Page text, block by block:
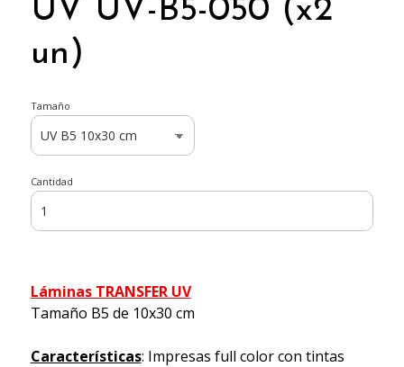
UV UV-B5-050 (x2
un)
Tamaño
Cantidad
Láminas TRANSFER UV
Tamaño B5 de 10x30 cm
Características: Impresas full color con tintas